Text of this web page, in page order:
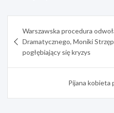
wpisu
Warszawska procedura
Dramatycznego, Moniki
pogłębiający się kryzys
Pijana kobieta